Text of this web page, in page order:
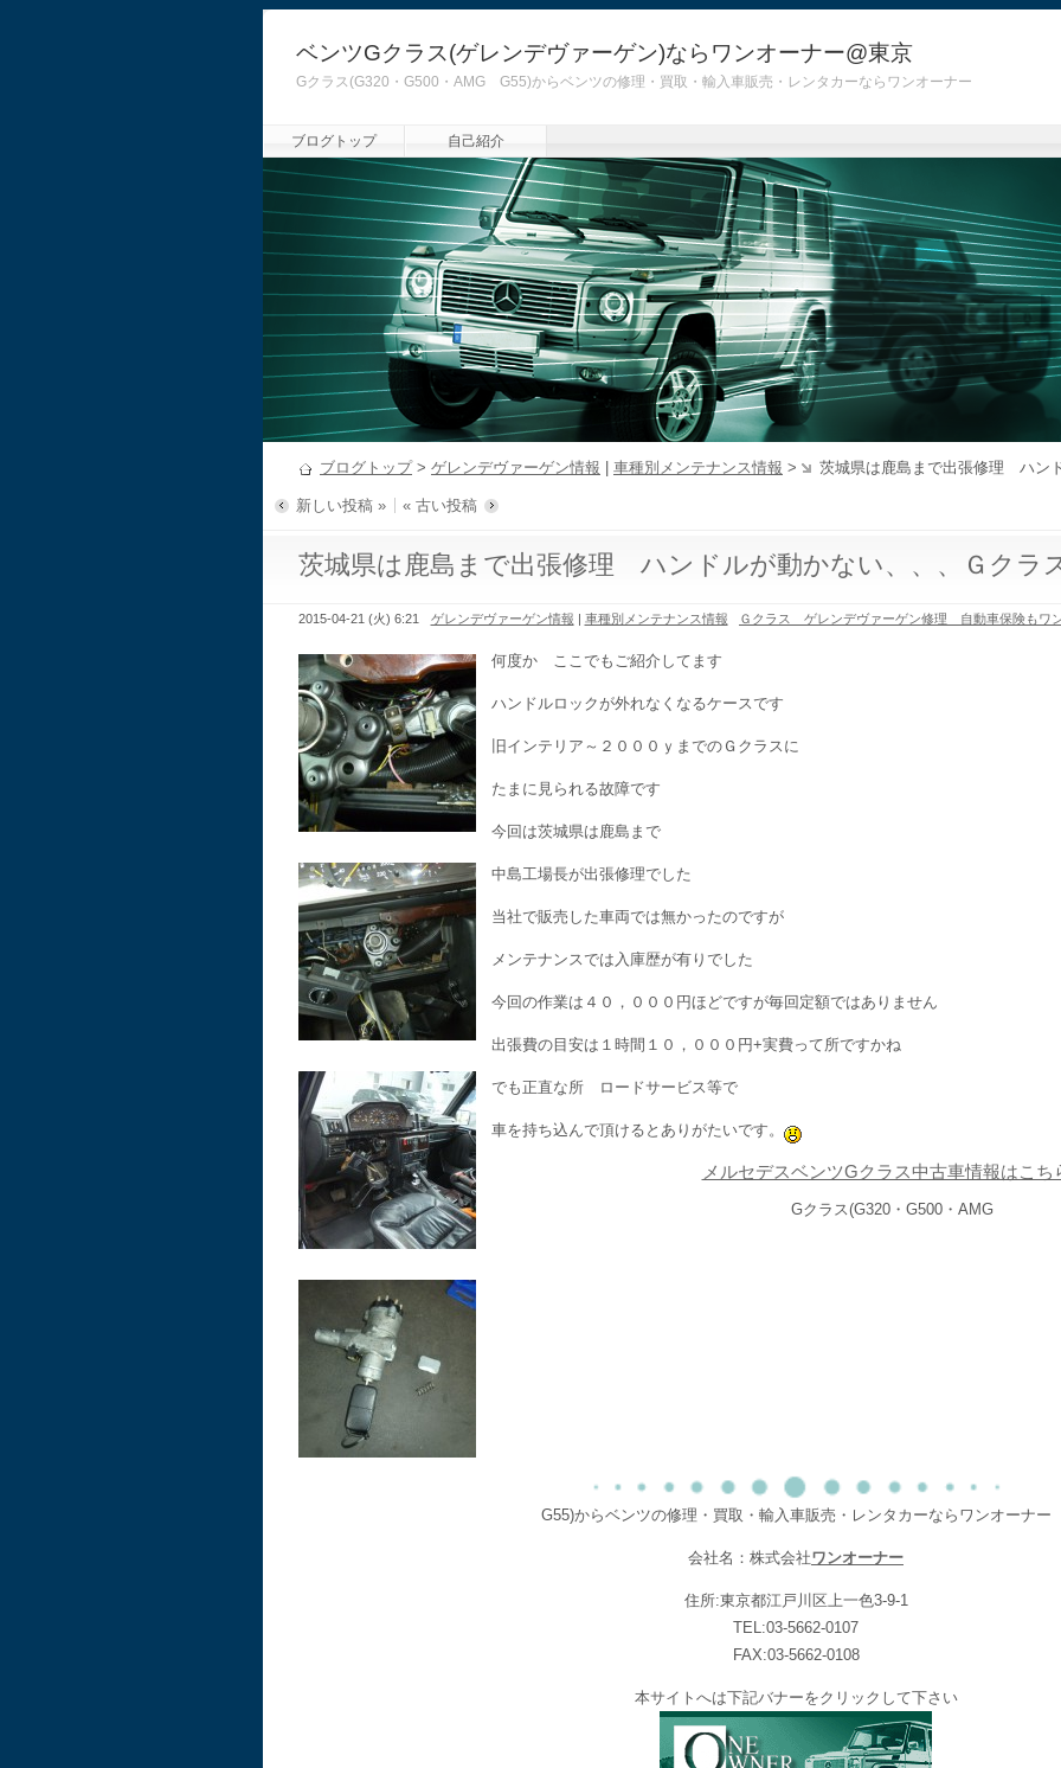
ベンツGクラス(ゲレンデヴァーゲン)ならワンオーナー@東京
Gクラス(G320・G500・AMG G55)からベンツの修理・買取・輸入車販売・レンタカーならワンオーナー
ブログトップ 自己紹介
ブログトップ> ゲレンデヴァーゲン情報 車種別メンテナンス情報 > 茨城県は鹿島まで出張修理 ハン
新しい投稿 » « 古い投稿
茨城県は鹿島まで出張修理 ハンドルが動かない、、、Ｇクラ
2015-04-21 (火) 6:21 ゲレンデヴァーゲン情報 | 車種別メンテナンス情報 Ｇクラス ゲレンデヴァーゲン修理 自動車保険もワ
何度か ここでもご紹介してます
ハンドルロックが外れなくなるケースです
旧インテリア～２０００ｙまでのＧクラスに
たまに見られる故障です
今回は茨城県は鹿島まで
中島工場長が出張修理でした
当社で販売した車両では無かったのですが
メンテナンスでは入庫歴が有りでした
今回の作業は４０，０００円ほどですが毎回定額ではありません
出張費の目安は１時間１０，０００円+実費って所ですかね
でも正直な所 ロードサービス等で
車を持ち込んで頂けるとありがたいです。
メルセデスベンツGクラス中古車情報はこち
Gクラス(G320・G500・AMG
G55)からベンツの修理・買取・輸入車販売・レンタカーならワンオーナー
会社名：株式会社ワンオーナー
住所:東京都江戸川区上一色3-9-1
TEL:03-5662-0107
FAX:03-5662-0108
本サイトへは下記バナーをクリックして下さい